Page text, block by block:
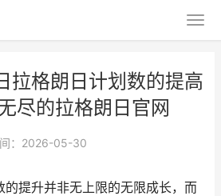
拉格朗日计划数的提高
尽的拉格朗日官网
：2026-05-30
的提升并非无上限的无限成长，而